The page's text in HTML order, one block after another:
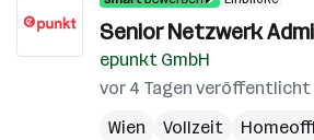
Senior Netzwerk
epunkt GmbH
vor 4 Tagen veröffentlicht
Wien
Vollzeit